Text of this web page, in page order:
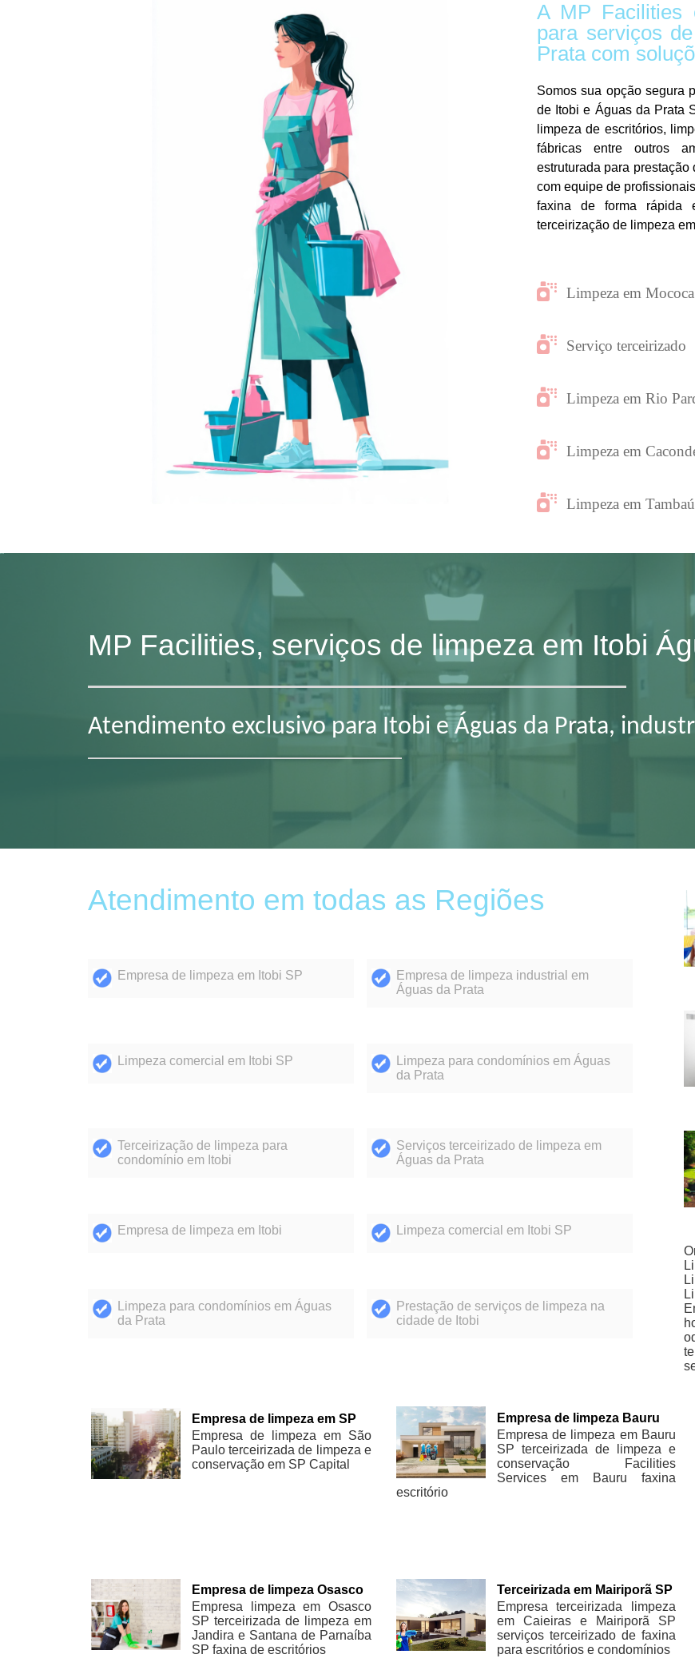
A MP Facilities
para serviços
Prata com
Somos sua opção segura
de Itobi e Águas da Prata
limpeza de escritórios,
fábricas entre outros
estruturada para
com equipe de
faxina de forma rápida
terceirização de limpeza
Limpeza em
Serviço terceirizado
Limpeza em Rio
Limpeza em
Limpeza em Tambaú
MP Facilities, serviços de limpeza em Itobi
Atendimento exclusivo para Itobi e Águas da Prata,
Atendimento em todas as Regiões
Empresa de limpeza em Itobi SP
Empresa de limpeza industrial em
Águas da Prata
Limpeza comercial em Itobi SP
Limpeza para condomínios em Águas
da Prata
Terceirização de limpeza para
condomínio em Itobi
Serviços terceirizado de limpeza em
Águas da Prata
Empresa de limpeza em Itobi Limpeza comercial em Itobi SP
Limpeza para condomínios em Águas
da Prata
Prestação de serviços de limpeza na
cidade de Itobi
Empresa de limpeza em SP
Empresa de limpeza em São
Paulo terceirizada de limpeza e
conservação em SP Capital
Empresa de limpeza Bauru
Empresa de limpeza em Bauru
SP terceirizada de limpeza e
conservação Facilities
Services em Bauru faxina
escritório
Empresa de limpeza Osasco
Empresa limpeza em Osasco
SP terceirizada de limpeza em
Jandira e Santana de Parnaíba
SP faxina de escritórios
Terceirizada em Mairiporã SP
Empresa terceirizada limpeza
em Caieiras e Mairiporã SP
serviços terceirizado de faxina
para escritórios e condomínios